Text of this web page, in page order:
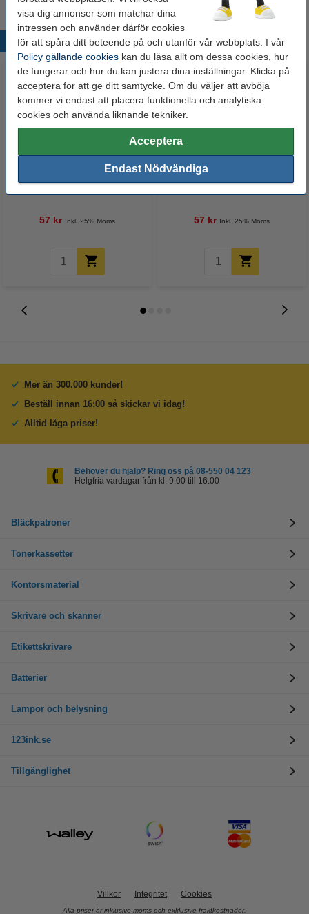
visa dig annonser som matchar dina
intressen och använder därför cookies
för att spåra ditt beteende på och utanför vår webbplats. I vår
Policy gällande cookies kan du läsa allt om dessa cookies, hur
de fungerar och hur du kan justera dina inställningar. Klicka på
acceptera för att ge ditt samtycke. Om du väljer att avböja
kommer vi endast att placera funktionella och analytiska
cookies och använda liknande tekniker.
Acceptera
Endast Nödvändiga
Populära produkter
Bläckrefill whiteboardpennor |
Edding BTK 25 | 25ml | svart
57 kr Inkl. 25% Moms
Bläckrefill whiteboardpennor |
Edding BTK 25 | 25ml | röd
57 kr Inkl. 25% Moms
Mer än 300.000 kunder!
Beställ innan 16:00 så skickar vi idag!
Alltid låga priser!
Behöver du hjälp? Ring oss på 08-550 04 123
Helgfria vardagar från kl. 9:00 till 16:00
Bläckpatroner
Tonerkassetter
Kontorsmaterial
Skrivare och skanner
Etikettskrivare
Batterier
Lampor och belysning
123ink.se
Tillgänglighet
Villkor Integritet Cookies
Alla priser är inklusive moms och exklusive fraktkostnader.